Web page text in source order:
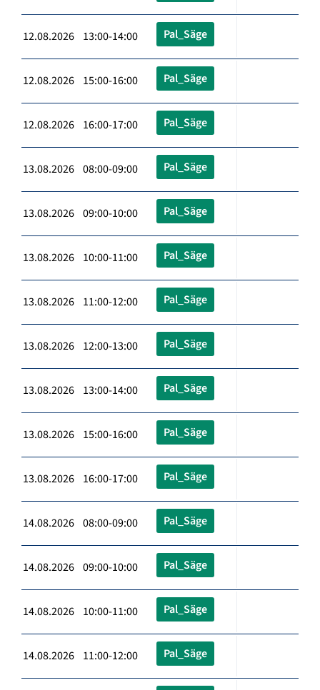
12.08.2026 13:00-14:00 Pal_Säge
12.08.2026 15:00-16:00 Pal_Säge
12.08.2026 16:00-17:00 Pal_Säge
13.08.2026 08:00-09:00 Pal_Säge
13.08.2026 09:00-10:00 Pal_Säge
13.08.2026 10:00-11:00 Pal_Säge
13.08.2026 11:00-12:00 Pal_Säge
13.08.2026 12:00-13:00 Pal_Säge
13.08.2026 13:00-14:00 Pal_Säge
13.08.2026 15:00-16:00 Pal_Säge
13.08.2026 16:00-17:00 Pal_Säge
14.08.2026 08:00-09:00 Pal_Säge
14.08.2026 09:00-10:00 Pal_Säge
14.08.2026 10:00-11:00 Pal_Säge
14.08.2026 11:00-12:00 Pal_Säge